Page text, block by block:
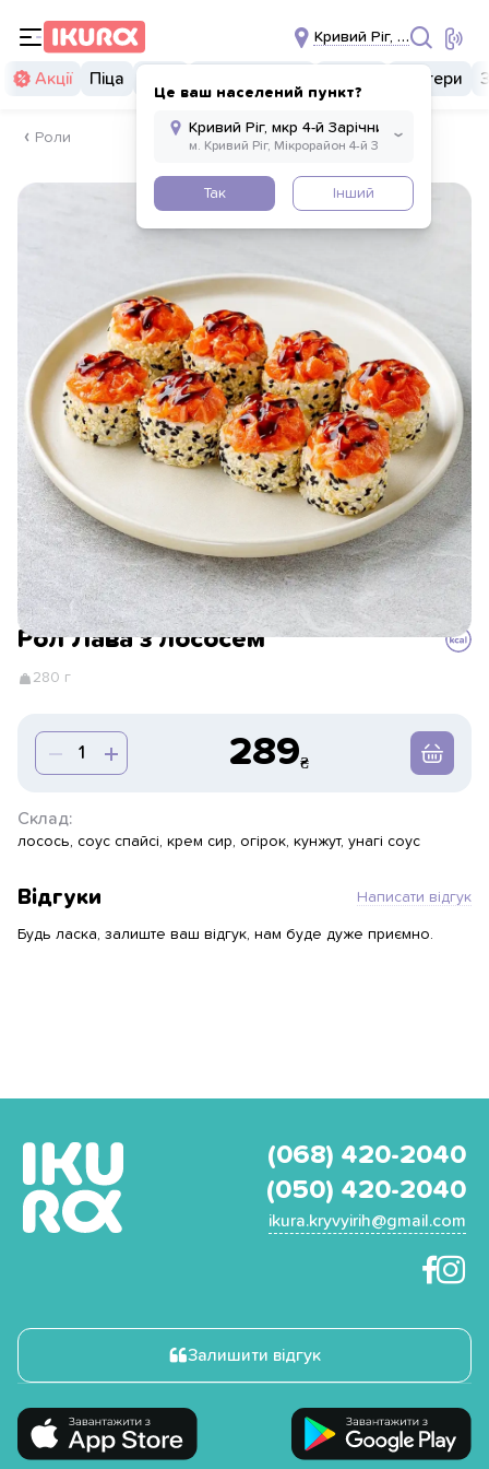
Кривий Ріг, мкр 4-й
Це ваш населений пункт?
Так Інший
Акції Піца Бургери
Роли
Рол Лава з лососем
280 г
289
Склад:
лосось, соус спайсі, крем сир, огірок, кунжут, унагі соус
Відгуки Написати відгук
Будь ласка, залиште ваш відгук, нам буде дуже приємно.
(068) 420-2040
(050) 420-2040
ikura.kryvyirih@gmail.com
Залишити відгук